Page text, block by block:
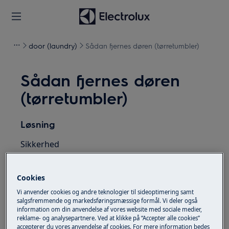
door (laundry) Sådan fjernes døren (tørretumbler)
Sådan fjernes døren
(tørretumbler)
Løsning
Sikkerhed
kræver særlige færdigheder og viden og må
kun udføres af kvalificerede og autoriserede
serviceteknikere
Denne platform er ikke udstyret med en
Cookies
Vi anvender cookies og andre teknologier til sideoptimering samt
salgsfremmende og markedsføringsmæssige formål. Vi deler også
information om din anvendelse af vores website med sociale medier,
reklame- og analysepartnere. Ved at klikke på “Accepter alle cookies”
accepterer du vores anvendelse af cookies. For mere information bedes